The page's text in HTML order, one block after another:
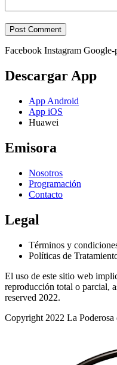
Facebook Instagram Google-
Descargar App
App Android
App iOS
Huawei
Emisora
Nosotros
Programación
Contacto
Legal
Términos y
Políticas de
El uso de este sitio web
reproducción total o parcial,
reserved 2022.
Copyright 2022 La